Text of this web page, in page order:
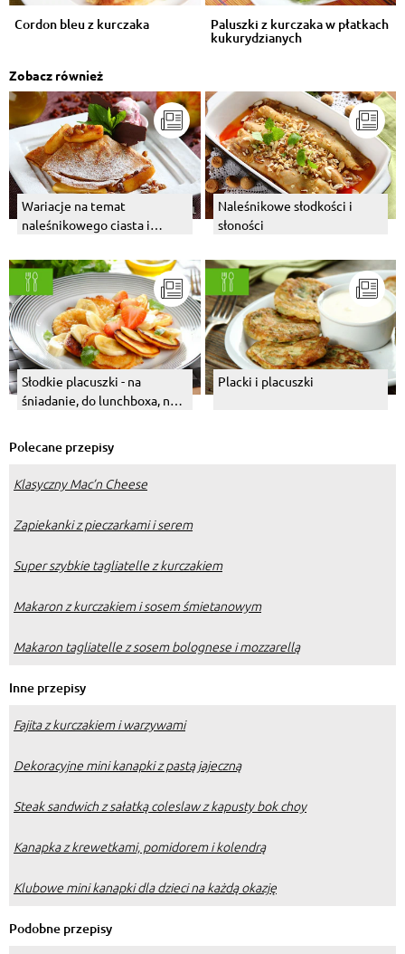
Cordon bleu z kurczaka Paluszki z kurczaka w płatkach
kukurydzianych
Zobacz również
Wariacje na temat
naleśnikowego ciasta i
cynamonowymi jabłkami
Naleśnikowe słodkości i
słoności
Słodkie placuszki - na
śniadanie, do lunchboxa, na
Placki i placuszki
Polecane przepisy
Klasyczny Mac’n Cheese
Zapiekanki z pieczarkami i serem
Super szybkie tagliatelle z kurczakiem
Makaron z kurczakiem i sosem śmietanowym
Makaron tagliatelle z sosem bolognese i mozzarellą
Inne przepisy
Fajita z kurczakiem i warzywami
Dekoracyjne mini kanapki z pastą jajeczną
Steak sandwich z sałatką coleslaw z kapusty bok choy
Kanapka z krewetkami, pomidorem i kolendrą
Klubowe mini kanapki dla dzieci na każdą okazję
Podobne przepisy